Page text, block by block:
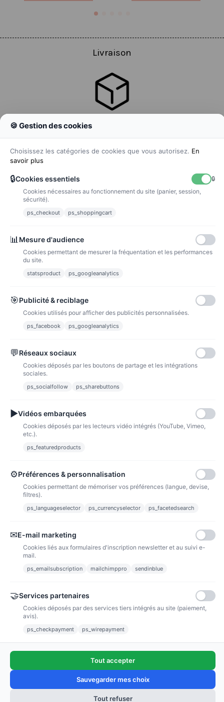
Ajouter au panier
Livraison
La poste
Paiements sécurisés via paypal et paypal 4 fois sans frais
Fidélité
bons de réductions.
Liens utiles
Notre société
Newsletter
🍪 Gestion des cookies
Choisissez les catégories de cookies que vous autorisez. En
savoir plus
🔒Cookies essentiels
🔒
Cookies nécessaires au fonctionnement du site (panier, session,
sécurité).
ps_checkout ps_shoppingcart
📊 Mesure d'audience
Cookies permettant de mesurer la fréquentation et les performances
du site.
statsproduct ps_googleanalytics
🎯Publicité & reciblage
Cookies utilisés pour afficher des publicités personnalisées.
ps_facebook ps_googleanalytics
💬Réseaux sociaux
Cookies déposés par les boutons de partage et les intégrations
sociales.
ps_socialfollow ps_sharebuttons
▶Vidéos embarquées
Cookies déposés par les lecteurs vidéo intégrés (YouTube, Vimeo,
etc.).
ps_featuredproducts
⚙Préférences & personnalisation
Cookies permettant de mémoriser vos préférences (langue, devise,
filtres).
ps_languageselector ps_currencyselector ps_facetedsearch
✉E-mail marketing
Cookies liés aux formulaires d'inscription newsletter et au suivi e-
mail.
ps_emailsubscription mailchimppro sendinblue
🤝Services partenaires
Cookies déposés par des services tiers intégrés au site (paiement,
avis).
ps_checkpayment ps_wirepayment
Tout accepter
Sauvegarder mes choix
Tout refuser